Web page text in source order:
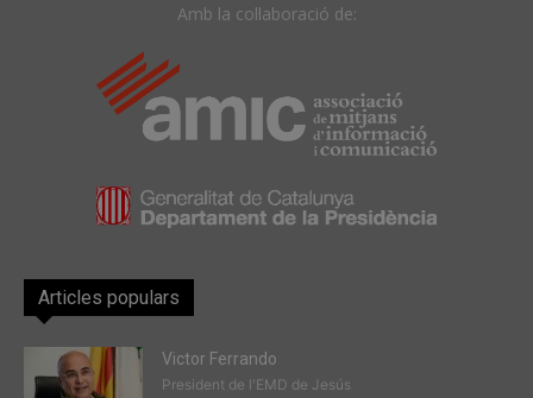
Amb la col·laboració de:
Articles populars
Victor Ferrando
President de l'EMD de Jesús